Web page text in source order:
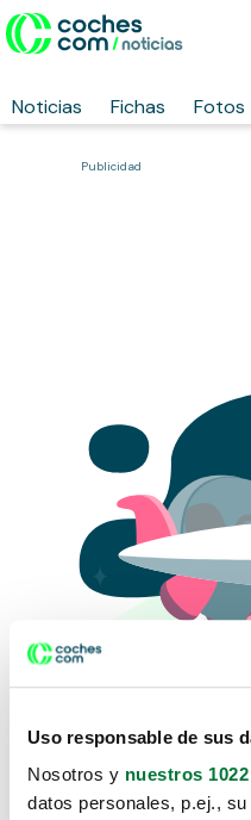
Uso responsable de sus
Nosotros y nuestros
datos personales, p.ej.,
Noticias Fichas Fotos
Publicidad